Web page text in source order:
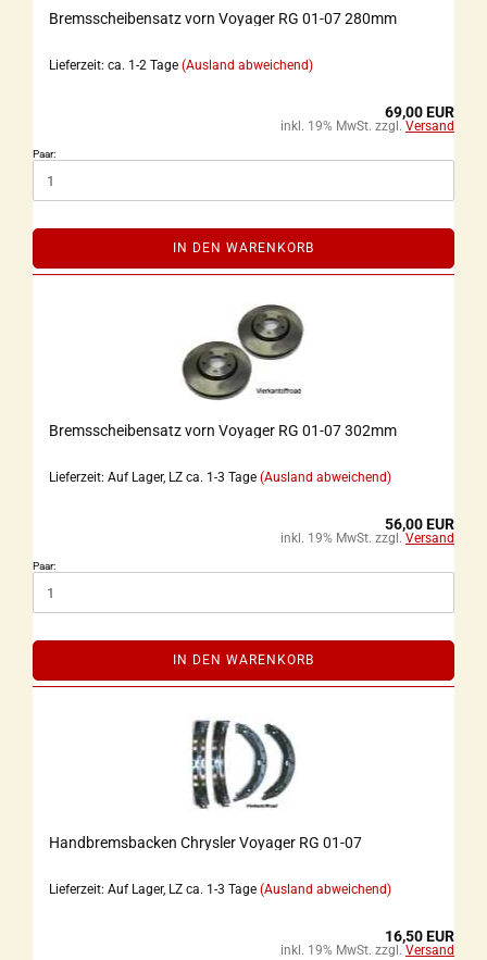
Bremsscheibensatz vorn Voyager RG 01-07 280mm
Lieferzeit: ca. 1-2 Tage (Ausland abweichend)
69,00 EUR
inkl. 19% MwSt. zzgl. Versand
Paar:
IN DEN WARENKORB
Bremsscheibensatz vorn Voyager RG 01-07 302mm
Lieferzeit: Auf Lager, LZ ca. 1-3 Tage (Ausland abweichend)
56,00 EUR
inkl. 19% MwSt. zzgl. Versand
Paar:
IN DEN WARENKORB
Handbremsbacken Chrysler Voyager RG 01-07
Lieferzeit: Auf Lager, LZ ca. 1-3 Tage (Ausland abweichend)
16,50 EUR
inkl. 19% MwSt. zzgl. Versand